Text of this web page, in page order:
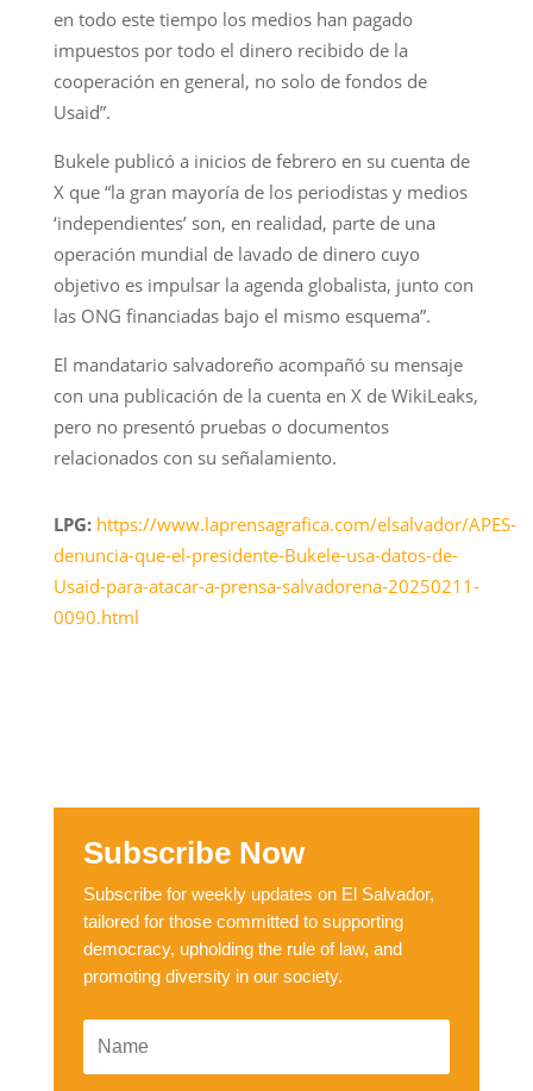
en todo este tiempo los medios han pagado
impuestos por todo el dinero recibido de la
cooperación en general, no solo de fondos de
Usaid”.
Bukele publicó a inicios de febrero en su cuenta de
X que “la gran mayoría de los periodistas y medios
‘independientes’ son, en realidad, parte de una
operación mundial de lavado de dinero cuyo
objetivo es impulsar la agenda globalista, junto con
las ONG financiadas bajo el mismo esquema”.
El mandatario salvadoreño acompañó su mensaje
con una publicación de la cuenta en X de WikiLeaks,
pero no presentó pruebas o documentos
relacionados con su señalamiento.
LPG: https://www.laprensagrafica.com/elsalvador/APES-
denuncia-que-el-presidente-Bukele-usa-datos-de-
Usaid-para-atacar-a-prensa-salvadorena-20250211-
0090.html
Subscribe Now
Subscribe for weekly updates on El Salvador,
tailored for those committed to supporting
democracy, upholding the rule of law, and
promoting diversity in our society.